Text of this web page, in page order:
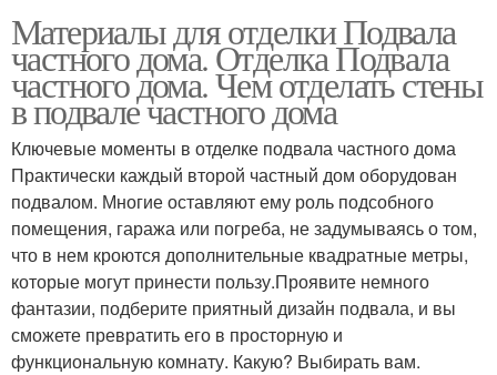
Материалы для отделки Подвала
частного дома. Отделка Подвала
частного дома. Чем отделать стены
в подвале частного дома
Ключевые моменты в отделке подвала частного дома
Практически каждый второй частный дом оборудован
подвалом. Многие оставляют ему роль подсобного
помещения, гаража или погреба, не задумываясь о том,
что в нем кроются дополнительные квадратные метры,
которые могут принести пользу.Проявите немного
фантазии, подберите приятный дизайн подвала, и вы
сможете превратить его в просторную и
функциональную комнату. Какую? Выбирать вам.